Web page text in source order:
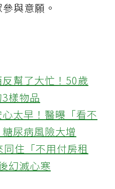
與意願。
幫了大忙！50歲
樣物品
太早！醫曝「看不
尿病風險大增
住「不用付房租
幻滅心寒